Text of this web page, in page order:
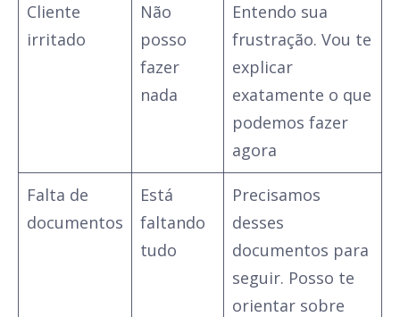
Cliente
irritado
Não
posso
fazer
nada
Entendo sua
frustração. Vou te
explicar
exatamente o que
podemos fazer
agora
Falta de
documentos
Está
faltando
tudo
Precisamos
desses
documentos para
seguir. Posso te
orientar sobre